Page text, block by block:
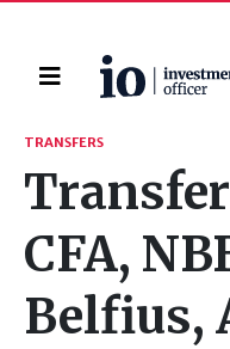
Home
Zoeken
TRANSFERS
CFA,
Belfius,